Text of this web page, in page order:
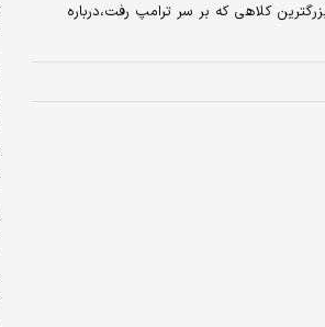
کلاهی که بر سر ترامپ رفت،درباره